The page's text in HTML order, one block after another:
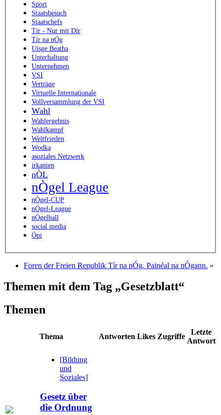
Sport
Staatsbesuch
Staatschefs
Tir - Nur mit Dír
Tír na nÓg
Uisge Beatha
Unterhaltung
Unternehmen
VSI
Verträge
Virtuelle Internationale
Vollversammlung der VSI
Wahl
Wahlergebnis
Wahlkampf
Weltfrieden
Wodka
asoziales Netzwerk
irkanien
nÒL
nÒgel League
nÒgel-CUP
nÓgel-League
nÓgelball
social media
Öpi
Foren der Freien Republik Tír na nÓg. Painéal na nÓgann. »
Themen mit dem Tag „Gesetzblatt“
Themen
Thema Antworten Likes Zugriffe
Letzte
Antwort
[Bildung
und
Soziales]
Gesetz über
die Ordnung